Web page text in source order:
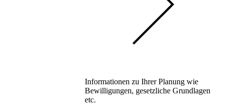
Informationen zu Ihrer Planung wie
Bewilligungen, gesetzliche Grundlagen
etc.